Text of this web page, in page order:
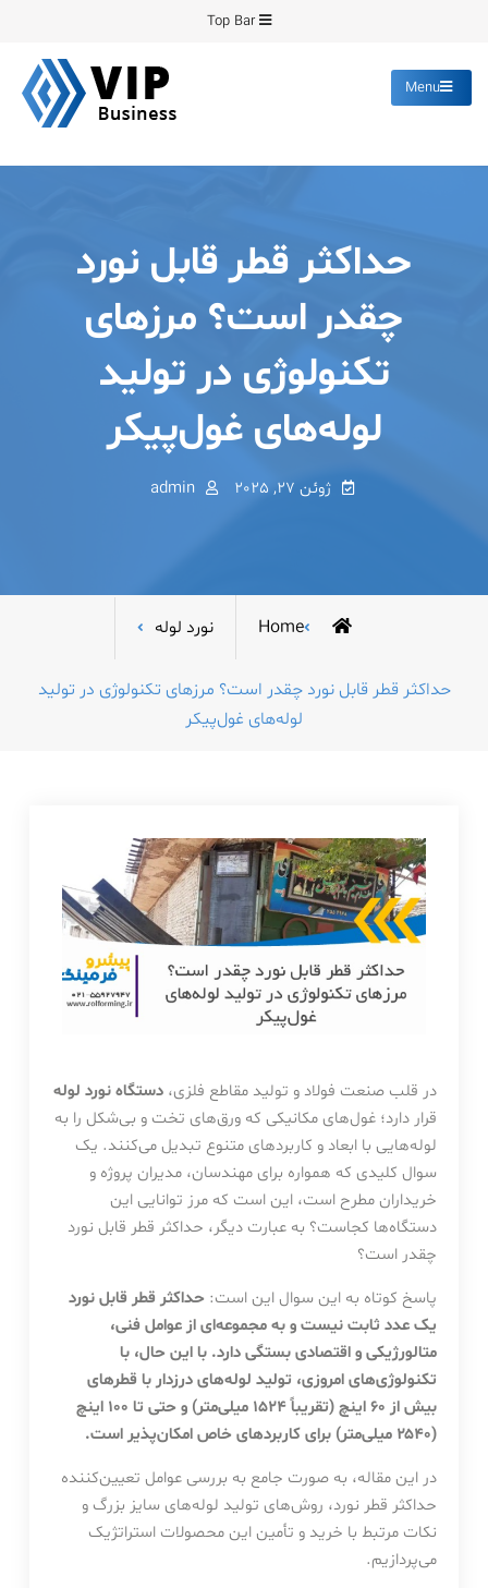
content
Top Bar
Menu
حداکثر قطر قابل نورد
چقدر است؟ مرزهای
تکنولوژی در تولید
لوله‌های غول‌پیکر
ژوئن 27, 2025 admin
Home نورد لوله
حداکثر قطر قابل نورد چقدر است؟ مرزهای تکنولوژی در تولید
لوله‌های غول‌پیکر
در قلب صنعت فولاد و تولید مقاطع فلزی، دستگاه نورد لوله
قرار دارد؛ غول‌های مکانیکی که ورق‌های تخت و بی‌شکل را به
لوله‌هایی با ابعاد و کاربردهای متنوع تبدیل می‌کنند. یک
سوال کلیدی که همواره برای مهندسان، مدیران پروژه و
خریداران مطرح است، این است که مرز توانایی این
دستگاه‌ها کجاست؟ به عبارت دیگر، حداکثر قطر قابل نورد
چقدر است؟
پاسخ کوتاه به این سوال این است: حداکثر قطر قابل نورد
یک عدد ثابت نیست و به مجموعه‌ای از عوامل فنی،
متالورژیکی و اقتصادی بستگی دارد. با این حال، با
تکنولوژی‌های امروزی، تولید لوله‌های درزدار با قطرهای
بیش از ۶۰ اینچ (تقریباً ۱۵۲۴ میلی‌متر) و حتی تا ۱۰۰ اینچ
(۲۵۴۰ میلی‌متر) برای کاربردهای خاص امکان‌پذیر است.
در این مقاله، به صورت جامع به بررسی عوامل تعیین‌کننده
حداکثر قطر نورد، روش‌های تولید لوله‌های سایز بزرگ و
نکات مرتبط با خرید و تأمین این محصولات استراتژیک
می‌پردازیم.